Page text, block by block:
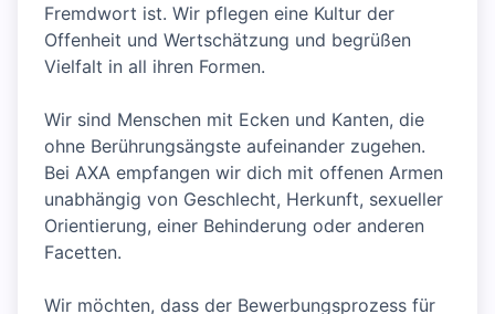
Fremdwort ist. Wir pflegen eine Kultur der
Offenheit und Wertschätzung und begrüßen
Vielfalt in all ihren Formen.
Wir sind Menschen mit Ecken und Kanten, die
ohne Berührungsängste aufeinander zugehen.
Bei AXA empfangen wir dich mit offenen Armen
unabhängig von Geschlecht, Herkunft, sexueller
Orientierung, einer Behinderung oder anderen
Facetten.
Wir möchten, dass der Bewerbungsprozess für